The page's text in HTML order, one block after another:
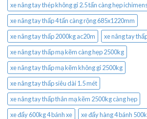
xe nâng tay thép không gỉ 2.5 tấn càng hẹp
xe nâng tay thấp 4 tấn càng rộng 685x1220mm
xe nâng tay thấp 2000kg ac20m
xe nâng tay
xe nâng tay thấp mạ kẽm càng hẹp 2500kg
xe nâng tay thấp mạ kẽm không gỉ 2500kg
xe nâng tay thấp siêu dài 1.5 mét
xe nâng tay thấp thân mạ kẽm 2500kg càng hẹp
xe đẩy 600kg 4 bánh xe
xe đẩy hàng 4 bánh